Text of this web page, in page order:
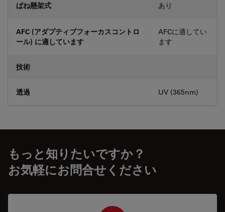
ばね懸架式 あり
AFC (アダプティブフォーカスコントロ
ール) に適しています
AFCに適してい
ます
技術
透過 UV (365nm)
もっと知りたいですか？
お気軽にお問合せください